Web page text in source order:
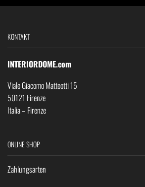
KONTAKT
INTERIORDOME.com
Viale Giacomo Matteotti 15
50121 Firenze
Italia – Firenze
ONLINE SHOP
Zahlungsarten